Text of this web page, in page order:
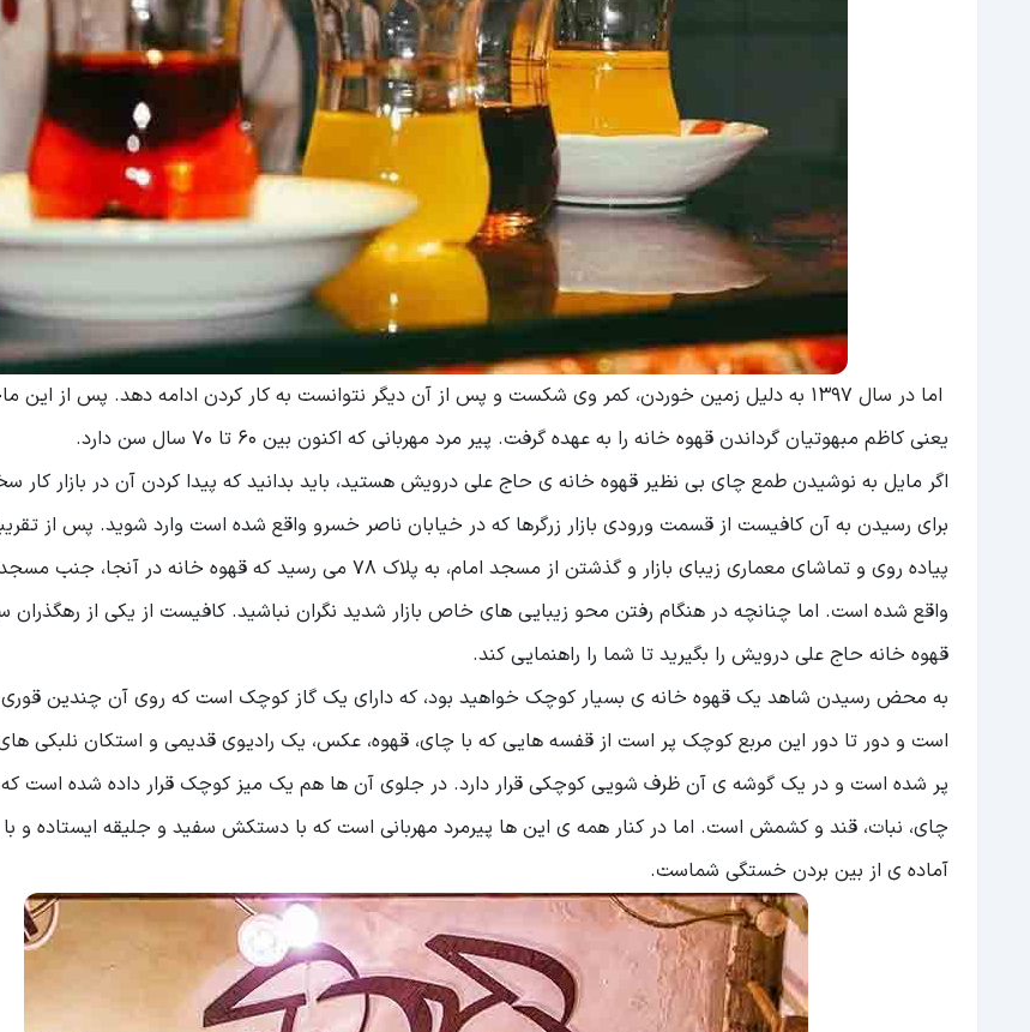
اما در سال 1397 به دلیل زمین خوردن، کمر وی شکست و پس از آن دیگر نتوانست به کار کردن ادامه دهد. پس از این
یعنی کاظم مبهوتیان گرداندن قهوه خانه را به عهده گرفت. پیر مرد مهربانی که اکنون بین 60 تا 70 سال سن دارد.
اگر مایل به نوشیدن طمع چای بی نظیر قهوه خانه ی حاج علی درویش هستید، باید بدانید که پیدا کردن آن در بازار
برای رسیدن به آن کافیست از قسمت ورودی بازار زرگرها که در خیابان ناصر خسرو واقع شده است وارد شوید. پس از
پیاده روی و تماشای معماری زیبای بازار و گذشتن از مسجد امام، به پلاک 78 می رسید که قهوه خانه
واقع شده است. اما چنانچه در هنگام رفتن محو زیبایی های خاص بازار شدید نگران نباشید. کافیست از یکی از رهگذران
قهوه خانه حاج علی درویش را بگیرید تا شما را راهنمایی کند.
به محض رسیدن شاهد یک قهوه خانه ی بسیار کوچک خواهید بود، که دارای یک گاز کوچک است که روی آن چندین قوری
است و دور تا دور این مربع کوچک پر است از قفسه هایی که با چای، قهوه، عکس، یک رادیوی قدیمی و استکان نلبکی
پر شده است و در یک گوشه ی آن ظرف شویی کوچکی قرار دارد. در جلوی آن ها هم یک میز کوچک قرار داده شده است که
چای، نبات، قند و کشمش است. اما در کنار همه ی این ها پیرمرد مهربانی است که با دستکش سفید و جلیقه ایستاده و
آماده ی از بین بردن خستگی شماست.